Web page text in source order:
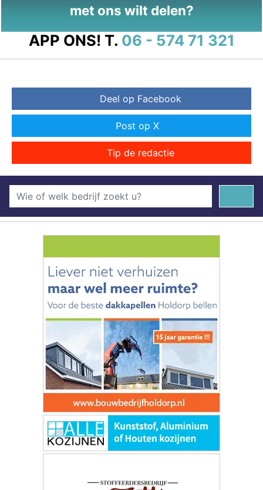
met ons wilt delen?
APP ONS! T. 06 - 574 71 321
Deel op Facebook
Post op X
Tip de redactie